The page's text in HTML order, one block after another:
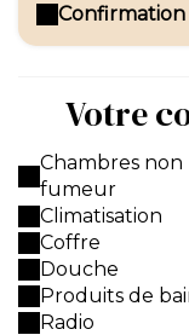
Confirmation
Votre
Chambres non
fumeur
Climatisation
Coffre
Douche
Produits de
Radio